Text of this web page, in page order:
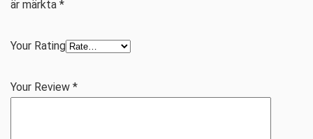
är märkta *
Your Rating
Your Review *